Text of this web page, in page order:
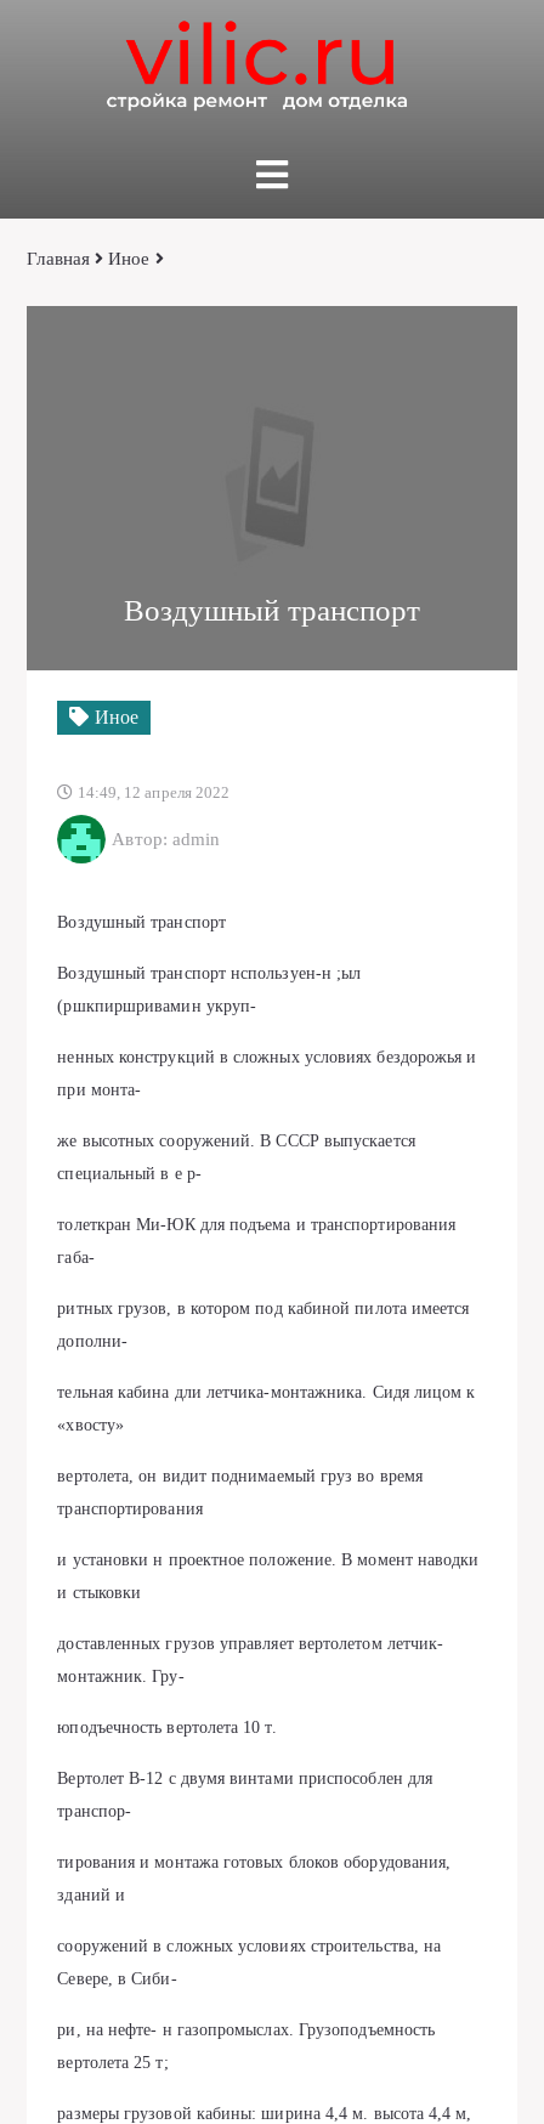
Главная Иное
Воздушный транспорт
Иное
14:49, 12 апреля 2022
Автор: admin
Воздушный транспорт
Воздушный транспорт нспользуен-н ;ыл
(ршкпиршривамин укруп-
ненных конструкций в сложных условиях бездорожья и
при монта-
же высотных сооружений. В СССР выпускается
специальный в е р-
толеткран Ми-ЮК для подъема и транспортирования
габа-
ритных грузов, в котором под кабиной пилота имеется
дополни-
тельная кабина дли летчика-монтажника. Сидя лицом к
«хвосту»
вертолета, он видит поднимаемый груз во время
транспортирования
и установки н проектное положение. В момент наводки
и стыковки
доставленных грузов управляет вертолетом летчик-
монтажник. Гру-
юподъечность вертолета 10 т.
Вертолет В-12 с двумя винтами приспособлен для
транспор-
тирования и монтажа готовых блоков оборудования,
зданий и
сооружений в сложных условиях строительства, на
Севере, в Сиби-
ри, на нефте- н газопромыслах. Грузоподъемность
вертолета 25 т;
размеры грузовой кабины: ширина 4,4 м. высота 4,4 м,